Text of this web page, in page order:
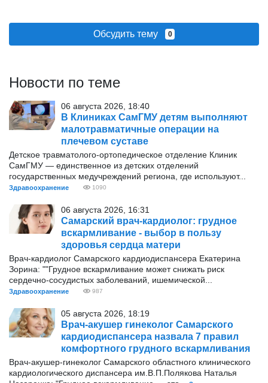
Обсудить тему 0
Новости по теме
06 августа 2026, 18:40
В Клиниках СамГМУ детям выполняют
малотравматичные операции на
плечевом суставе
Детское травматолого-ортопедическое отделение Клиник
СамГМУ — единственное из детских отделений
государственных медучреждений региона, где используют...
Здравоохранение 1090
06 августа 2026, 16:31
Самарский врач-кардиолог: грудное
вскармливание - выбор в пользу
здоровья сердца матери
Врач-кардиолог Самарского кардиодиспансера Екатерина
Зорина: ""Грудное вскармливание может снижать риск
сердечно-сосудистых заболеваний, ишемической...
Здравоохранение 987
05 августа 2026, 18:19
Врач-акушер гинеколог Самарского
кардиодиспансера назвала 7 правил
комфортного грудного вскармливания
Врач-акушер-гинеколог Самарского областного клинического
кардиологического диспансера им.В.П.Полякова Наталья